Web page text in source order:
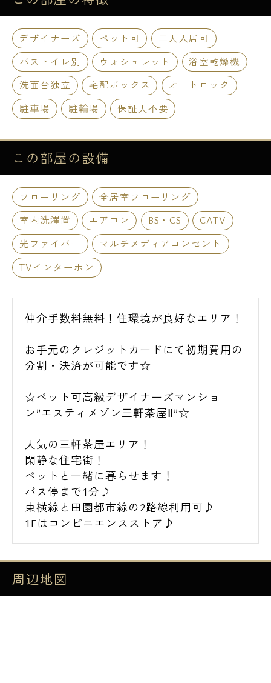
デザイナーズ ペット可
二人入居可
バストイレ別
ウォシュレット
浴室乾燥機
洗面台独立
宅配ボックス
オートロック
駐車場
駐輪場 保証人不要
この部屋の設備
フローリング
全居室フローリング
室内洗濯置
エアコン BS・CS
CATV
光ファイバー
マルチメディアコンセント
TVインターホン
仲介手数料無料！住環境が良好なエリア！
お手元のクレジットカードにて初期費用の
分割・決済が可能です☆
☆ペット可高級デザイナーズマンショ
ン”エスティメゾン三軒茶屋Ⅱ”☆
人気の三軒茶屋エリア！
閑静な住宅街！
ペットと一緒に暮らせます！
バス停まで1分♪
東横線と田園都市線の2路線利用可♪
1Fはコンビニエンスストア♪
周辺地図